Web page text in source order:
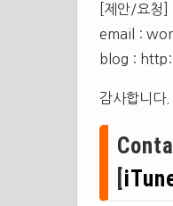
[제안/요청]
email :
blog :
감사합니다.